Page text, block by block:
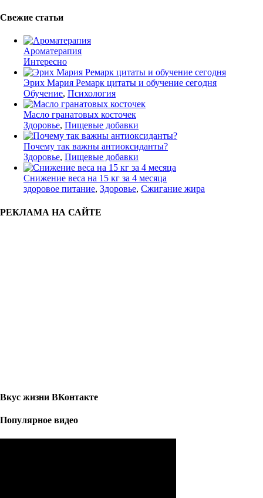
Свежие статьи
Ароматерапия
Интересно
Эрих Мария Ремарк цитаты и обучение сегодня
Обучение, Психология
Масло гранатовых косточек
Здоровье, Пищевые добавки
Почему так важны антиоксиданты?
Здоровье, Пищевые добавки
Снижение веса на 15 кг за 4 месяца
здоровое питание, Здоровье, Сжигание жира
РЕКЛАМА НА САЙТЕ
Вкус жизни ВКонтакте
Популярное видео